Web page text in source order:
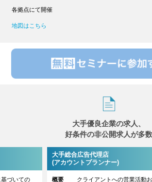
各拠点にて開催
地図はこちら
大手優良企業の求人、
好条件の非公開求人が多数
づいての
大手総合広告代理店
(アカウントプランナー)
概要
クライアントへの営業活動